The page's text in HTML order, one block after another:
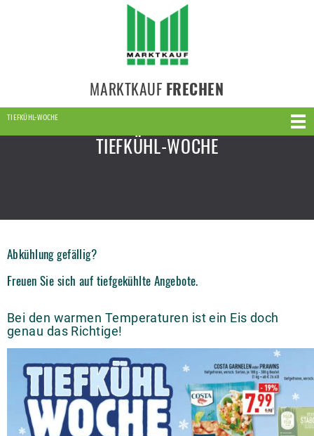
MARKTKAUF FRECHEN
TIEFKÜHL-WOCHE
TIEFKÜHL-WOCHE
Abkühlung gefällig?
Freuen Sie sich auf tiefgekühlte Angebote.
Bei den warmen Temperaturen ist ein Eis doch
genau das Richtige!